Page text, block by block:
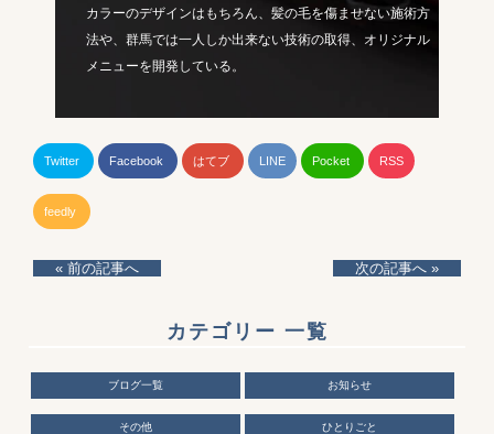
カラーのデザインはもちろん、髪の毛を傷ませない施術方
法や、群馬では一人しか出来ない技術の取得、オリジナル
メニューを開発している。
Twitter Facebook はてブ LINE Pocket RSS
feedly
« 前の記事へ 次の記事へ »
カテゴリー 一覧
ブログ一覧 お知らせ
その他 ひとりごと